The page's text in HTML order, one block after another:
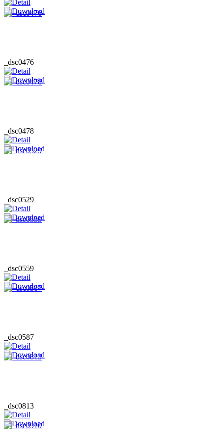
_dsc0476
_dsc0478
_dsc0529
_dsc0559
_dsc0587
_dsc0813